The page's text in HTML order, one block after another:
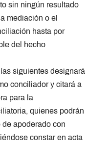
sin ningún resultado
mediación o el
hasta por
del hecho
siguientes designará
conciliador y citará a
para la
quienes podrán
apoderado con
constar en acta